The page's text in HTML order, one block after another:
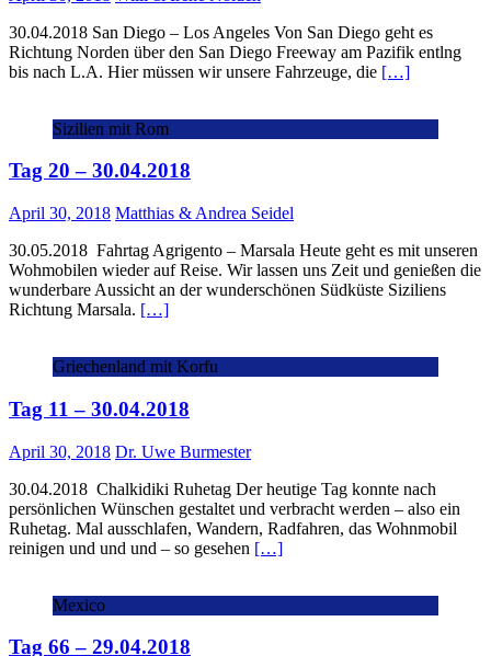
30.04.2018 San Diego – Los Angeles Von San Diego geht es
Richtung Norden über den San Diego Freeway am Pazifik entlng
bis nach L.A. Hier müssen wir unsere Fahrzeuge, die […]
Sizilien mit Rom
Tag 20 – 30.04.2018
April 30, 2018 Matthias & Andrea Seidel
30.05.2018 Fahrtag Agrigento – Marsala Heute geht es mit unseren
Wohmobilen wieder auf Reise. Wir lassen uns Zeit und genießen die
wunderbare Aussicht an der wunderschönen Südküste Siziliens
Richtung Marsala. […]
Griechenland mit Korfu
Tag 11 – 30.04.2018
April 30, 2018 Dr. Uwe Burmester
30.04.2018 Chalkidiki Ruhetag Der heutige Tag konnte nach
persönlichen Wünschen gestaltet und verbracht werden – also ein
Ruhetag. Mal ausschlafen, Wandern, Radfahren, das Wohnmobil
reinigen und und und – so gesehen […]
Mexico
Tag 66 – 29.04.2018